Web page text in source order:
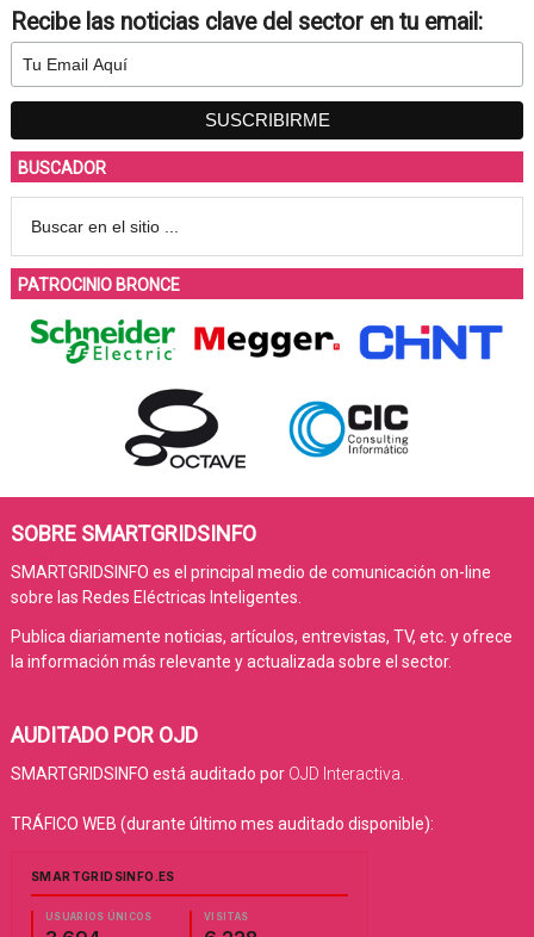
Recibe las noticias clave del sector en tu email:
BUSCADOR
PATROCINIO BRONCE
SOBRE SMARTGRIDSINFO
SMARTGRIDSINFO es el principal medio de comunicación on-line
sobre las Redes Eléctricas Inteligentes.
Publica diariamente noticias, artículos, entrevistas, TV, etc. y ofrece
la información más relevante y actualizada sobre el sector.
AUDITADO POR OJD
SMARTGRIDSINFO está auditado por OJD Interactiva.
TRÁFICO WEB (durante último mes auditado disponible):